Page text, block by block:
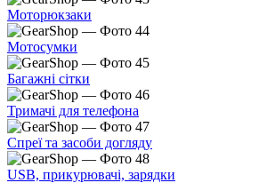
Моторюкзаки
Мотосумки
Багажні сітки
Тримачі для телефона
Спреї та засоби догляду
USB, прикурювачі, зарядки